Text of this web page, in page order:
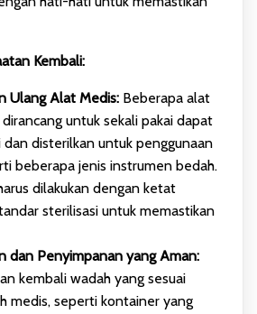
Kembali:
Ulang Alat Medis:Beberapa alat
untuk sekali pakai dapat
dan disterilkan untuk penggunaan
beberapa jenis instrumen bedah.
dilakukan dengan ketat
sterilisasi untuk memastikan
dan Penyimpanan yang Aman:
kembali wadah yang sesuai
medis, seperti kontainer yang